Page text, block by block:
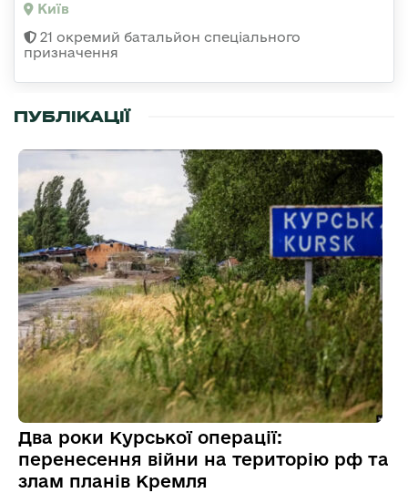
Київ
21 окремий батальйон спеціального
призначення
ПУБЛІКАЦІЇ
Два роки Курської операції:
перенесення війни на територію рф та
злам планів Кремля